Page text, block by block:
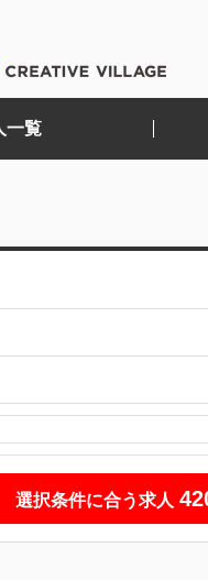
一覧
選択条件に合う求人